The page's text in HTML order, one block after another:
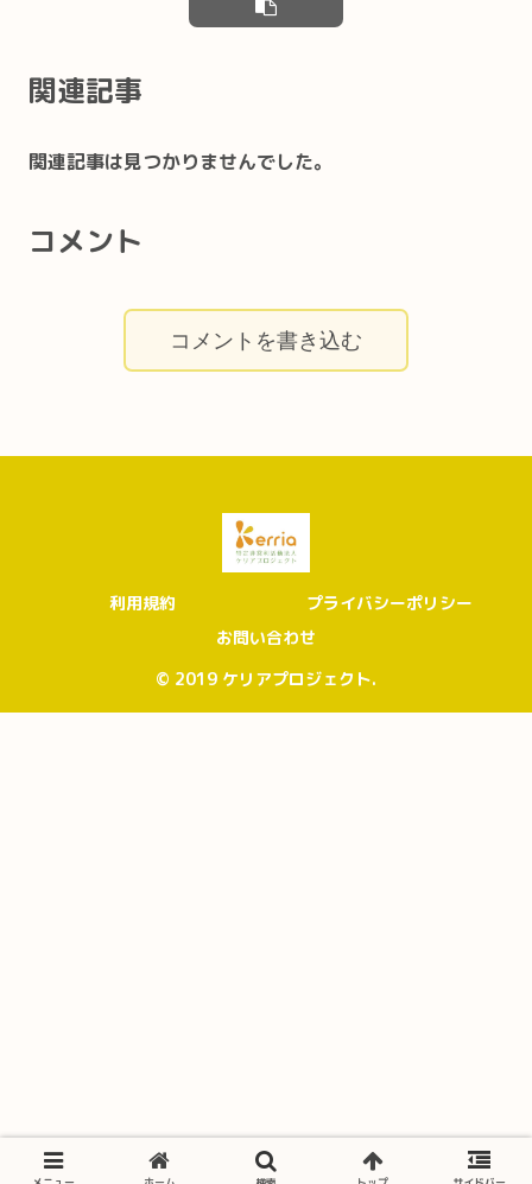
関連記事
関連記事は見つかりませんでした。
コメント
コメントを書き込む
利用規約
プライバシーポリシー
お問い合わせ
© 2019 ケリアプロジェクト.